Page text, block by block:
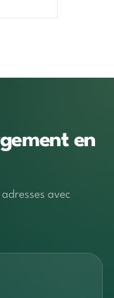
en
adresses avec